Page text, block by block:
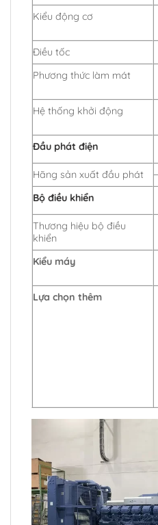
Kiểu động cơ
Điều tốc
Phương thức làm mát
Hệ thống khởi động
Đầu phát điện
Hãng sản xuất đầu phát
Bộ điều khiển
Thương hiệu bộ điều
khiển
Kiểu máy
Lựa chọn thêm